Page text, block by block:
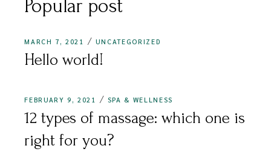
Popular post
MARCH 7, 2021 UNCATEGORIZED
Hello world!
FEBRUARY 9, 2021 SPA & WELLNESS
12 types of massage: which one is
right for you?